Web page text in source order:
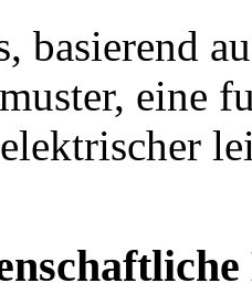
basierend
eine